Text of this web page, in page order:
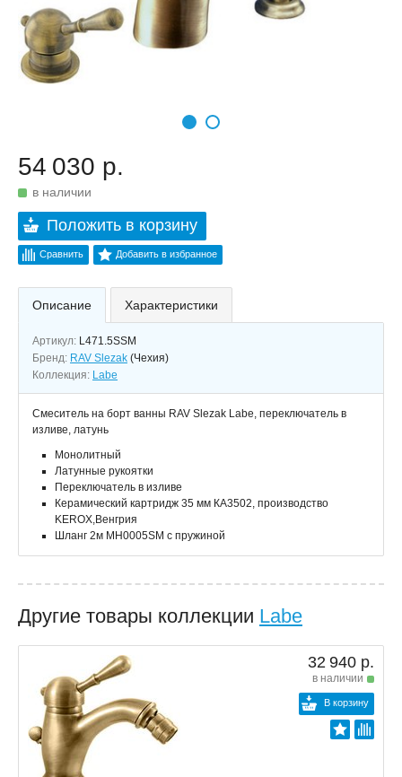
54 030 р.
в наличии
Положить в корзину
Сравнить Добавить в избранное
Описание Характеристики
Артикул: L471.5SSM
Бренд: RAV Slezak (Чехия)
Коллекция: Labe
Смеситель на борт ванны RAV Slezak Labe, переключатель в
изливе, латунь
Монолитный
Латунные рукоятки
Переключатель в изливе
Керамический картридж 35 мм КА3502, производство
KEROX,Венгрия
Шланг 2м MH0005SM с пружиной
Другие товары коллекции Labe
32 940 р.
в наличии
В корзину